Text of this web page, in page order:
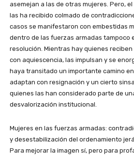
asemejan a las de otras mujeres. Pero,
las ha recibido colmado de
casos se manifestaron con embestidas
dentro de las fuerzas armadas tampoco
resolución. Mientras hay quienes
con aquiescencia, las impulsan y se
haya transitado un importante camino
adaptan con resignación y un cierto
quienes las han considerado parte de
desvalorización institucional.
Mujeres en las fuerzas armadas:
y desestabilización del ordenamiento
Para mejorar la imagen sí, pero para